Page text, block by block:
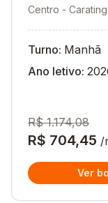
Centro -
Turno: Manhã
Ano letivo:
R$ 1.174,08
R$ 704,45 /
Ver